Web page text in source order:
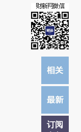
订阅